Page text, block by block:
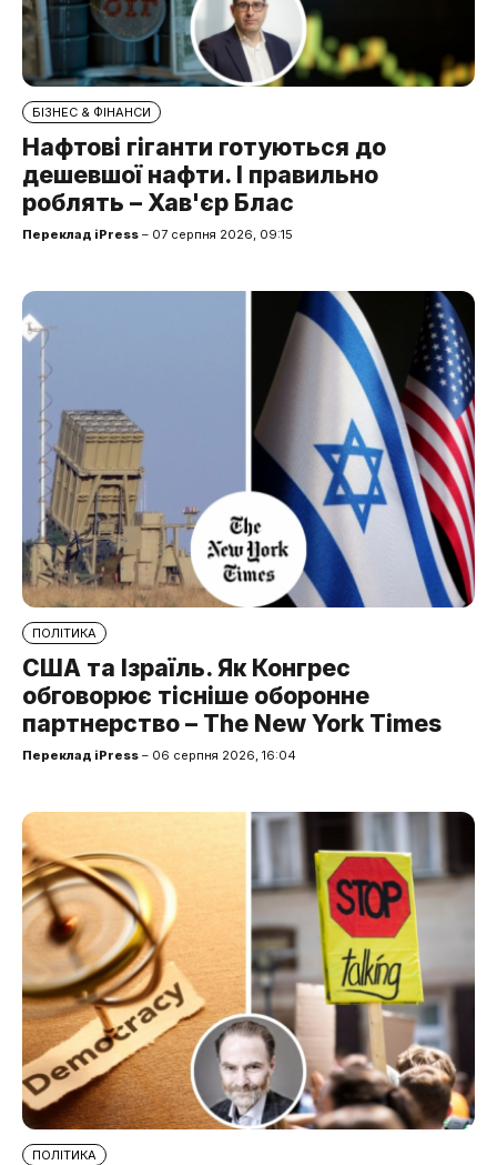
БІЗНЕС & ФІНАНСИ
Нафтові гіганти готуються до
дешевшої нафти. І правильно
роблять – Хав'єр Блас
Переклад iPress – 07 серпня 2026, 09:15
ПОЛІТИКА
США та Ізраїль. Як Конгрес
обговорює тісніше оборонне
партнерство – The New York Times
Переклад iPress – 06 серпня 2026, 16:04
ПОЛІТИКА